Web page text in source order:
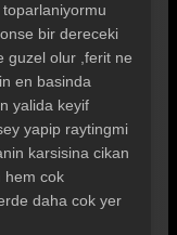
bir dereceki
guzel olur ,ferit ne
en basinda
yalida keyif
yapip raytingmi
karsisina cikan
hem cok
daha cok yer